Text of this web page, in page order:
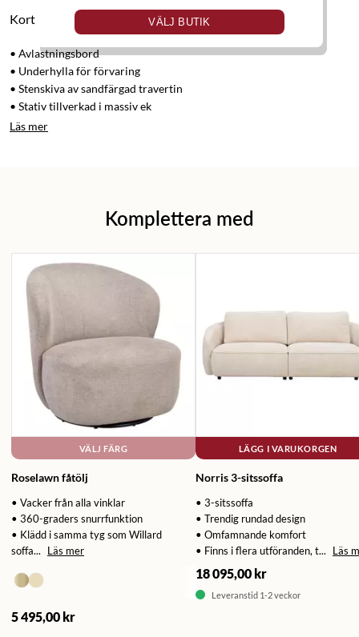
VÄLJ BUTIK
Kort produktbeskrivning
• Avlastningsbord
• Underhylla för förvaring
• Stenskiva av sandfärgad travertin
• Stativ tillverkad i massiv ek
Läs mer
Komplettera med
VÄLJ FÄRG
Roselawn fåtölj
• Vacker från alla vinklar
• 360-graders snurrfunktion
• Klädd i samma tyg som Willard
soffa...
Läs mer
5 495,00 kr
LÄGG I VARUKORGEN
Norris 3-sitssoffa
• 3-sitssoffa
• Trendig rundad design
• Omfamnande komfort
• Finns i flera utföranden, t...
Läs
18 095,00 kr
Leveranstid 1-2 veckor